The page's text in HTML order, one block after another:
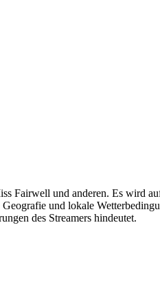
Fairwell und anderen. Es wird
und lokale
des Streamers hindeutet.